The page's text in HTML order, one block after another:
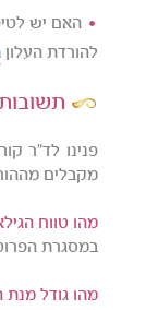
האם יש
להורדת העלון
פנינו לד"ר
מקבלים
מהו טווח
במסגרת
מהו גודל